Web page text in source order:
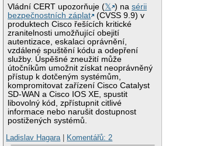
Vládní CERT upozorňuje (𝕏 ) nasérii
bezpečnostních záplat
(CVSS 9.9) v
produktech Cisco řešících kritické
zranitelnosti umožňující obejití
autentizace, eskalaci oprávnění,
vzdálené spuštění kódu a odepření
služby. Úspěšné zneužití může
útočníkům umožnit získat neoprávněný
přístup k dotčeným systémům,
kompromitovat zařízení Cisco Catalyst
SD-WAN a Cisco IOS XE, spustit
libovolný kód, zpřístupnit citlivé
informace nebo narušit dostupnost
postižených systémů.
Ladislav Hagara| Komentářů: 2